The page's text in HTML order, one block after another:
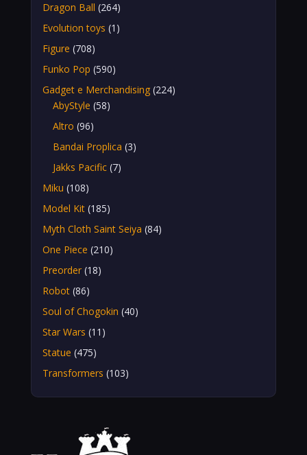
Dragon Ball (264)
Evolution toys (1)
Figure (708)
Funko Pop (590)
Gadget e Merchandising (224)
AbyStyle (58)
Altro (96)
Bandai Proplica (3)
Jakks Pacific (7)
Miku (108)
Model Kit (185)
Myth Cloth Saint Seiya (84)
One Piece (210)
Preorder (18)
Robot (86)
Soul of Chogokin (40)
Star Wars (11)
Statue (475)
Transformers (103)